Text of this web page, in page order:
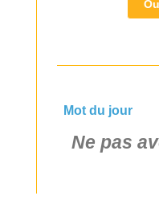
Mot du jour
Ne pas